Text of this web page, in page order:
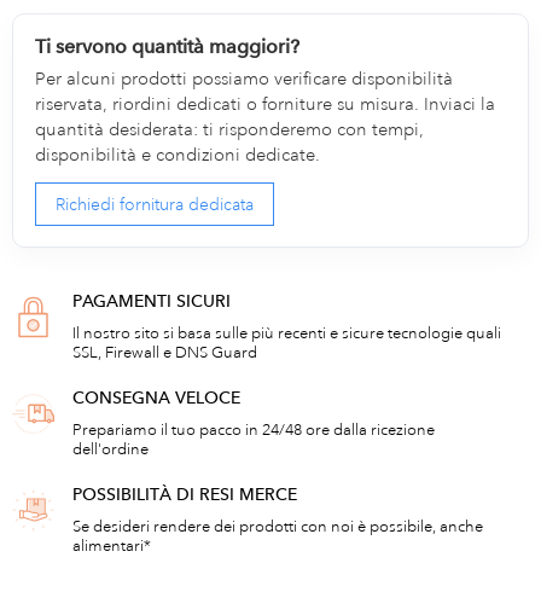
Ti servono quantità maggiori?
Per alcuni prodotti possiamo verificare disponibilità
riservata, riordini dedicati o forniture su misura. Inviaci la
quantità desiderata: ti risponderemo con tempi,
disponibilità e condizioni dedicate.
Richiedi fornitura dedicata
PAGAMENTI SICURI
Il nostro sito si basa sulle più recenti e sicure tecnologie quali
SSL, Firewall e DNS Guard
CONSEGNA VELOCE
Prepariamo il tuo pacco in 24/48 ore dalla ricezione
dell'ordine
POSSIBILITÀ DI RESI MERCE
Se desideri rendere dei prodotti con noi è possibile, anche
alimentari*